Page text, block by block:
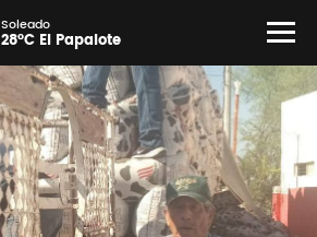
Soleado
28°C El Papalote